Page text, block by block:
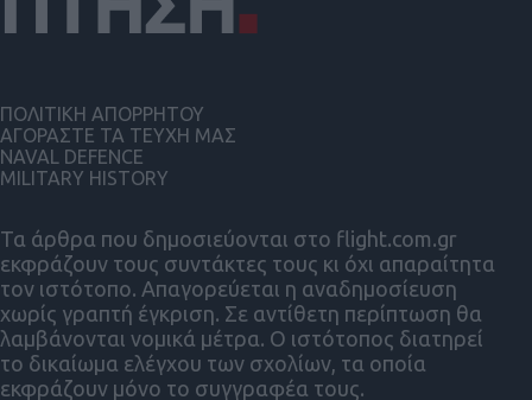
Τα άρθρα που δημοσιεύονται στο flight.com.gr
εκφράζουν τους συντάκτες τους κι όχι απαραίτητα
τον ιστότοπο. Απαγορεύεται η αναδημοσίευση
χωρίς γραπτή έγκριση. Σε αντίθετη περίπτωση θα
λαμβάνονται νομικά μέτρα. Ο ιστότοπος διατηρεί
το δικαίωμα ελέγχου των σχολίων, τα οποία
εκφράζουν μόνο το συγγραφέα τους.
ΠΟΛΙΤΙΚΗ ΑΠΟΡΡΗΤΟΥ
ΑΓΟΡΑΣΤΕ ΤΑ ΤΕΥΧΗ ΜΑΣ
NAVAL DEFENCE
MILITARY HISTORY